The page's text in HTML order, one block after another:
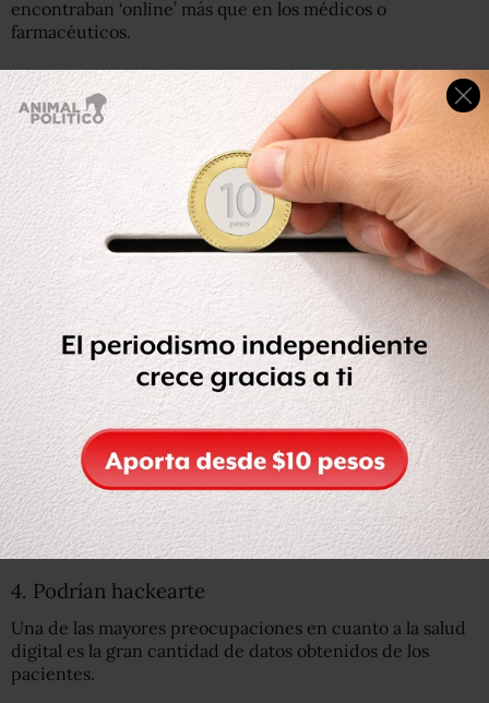
encontraban ‘online’ más que en los médicos o
farmacéuticos.
Y eso a pesar de las advertencias de las autoridades
sanitarias: el British Medical Journal analizó 23 sitios web
relacionados con la salud y concluyó que su diagnóstico
fue correcto en solo el 34% de los casos.
Getty Images
Hay dudas sobre la seguridad de los datos sobre salud que
obtienen las aplicaciones.
4. Podrían hackearte
Una de las mayores preocupaciones en cuanto a la salud
digital es la gran cantidad de datos obtenidos de los
pacientes.